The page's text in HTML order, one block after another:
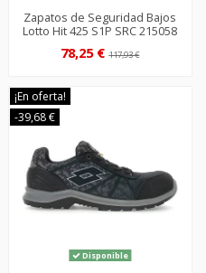
Zapatos de Seguridad Bajos
Lotto Hit 425 S1P SRC 215058
78,25 €117,93 €
¡En oferta!
-39,68 €
Disponible